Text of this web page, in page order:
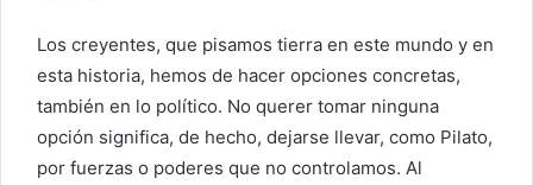
Los creyentes, que pisamos tierra en este mundo y en
esta historia, hemos de hacer opciones concretas,
también en lo político. No querer tomar ninguna
opción significa, de hecho, dejarse llevar, como Pilato,
por fuerzas o poderes que no controlamos. Al